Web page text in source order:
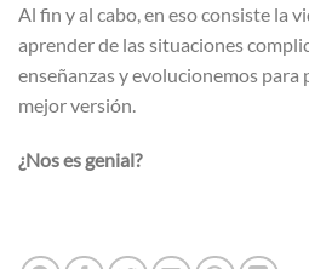
Al fin y al cabo, en eso consiste la
aprender de las situaciones
enseñanzas y evolucionemos
mejor versión.
¿Nos es genial?